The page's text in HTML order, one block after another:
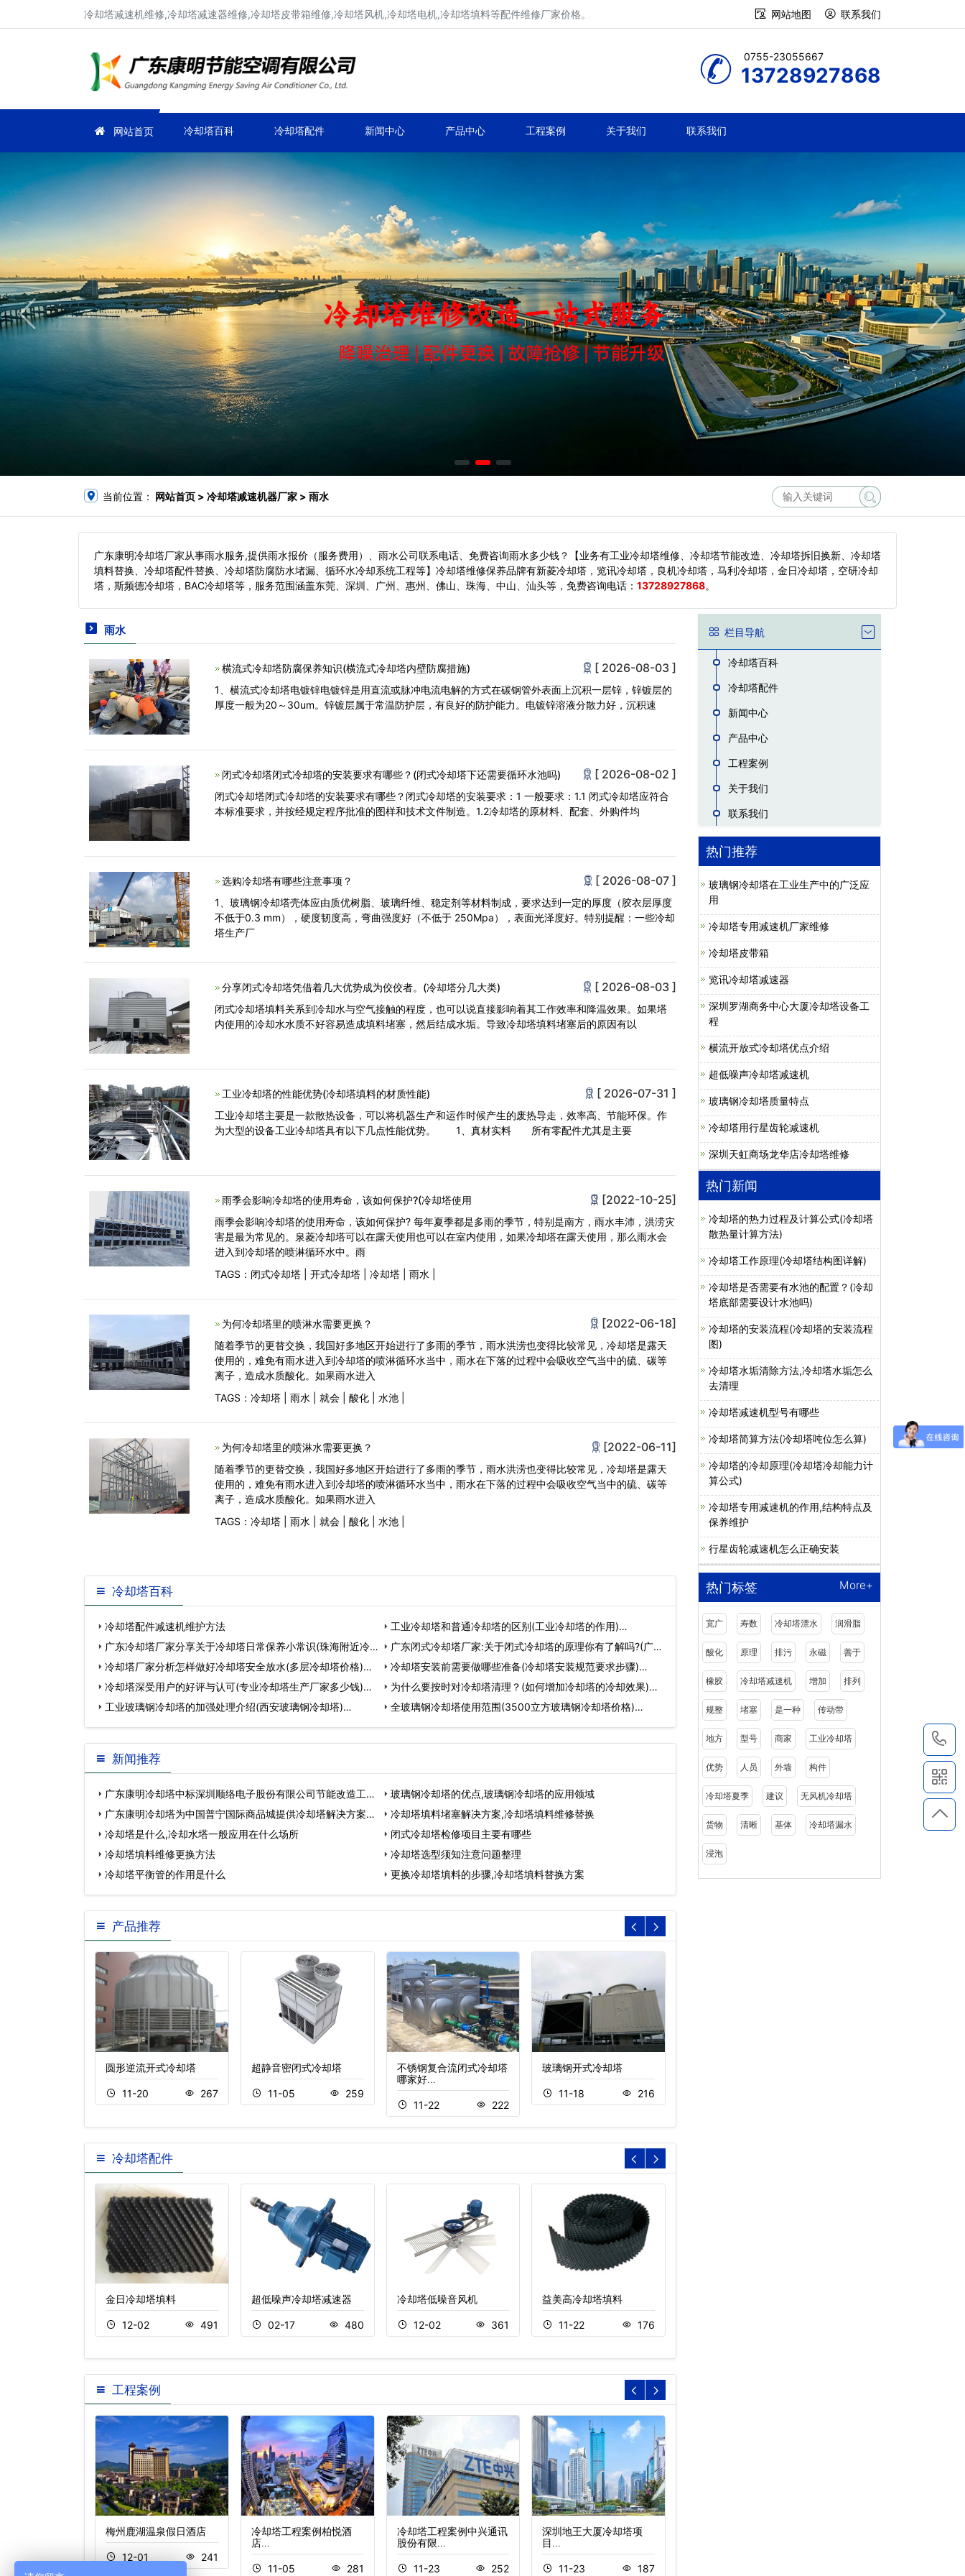
冷却塔减速机维修,冷却塔减速器维修,冷却塔皮带箱维修,冷却塔风机,冷却塔电机,冷却塔填料等配件维修厂家价格。 网站地图 联系我们
0755-23055667
13728927868
网站首页 冷却塔百科 冷却塔配件 新闻中心 产品中心 工程案例 关于我们 联系我们
当前位置： 网站首页 > 冷却塔减速机器厂家 > 雨水
广东康明冷却塔厂家从事雨水服务,提供雨水报价（服务费用）、雨水公司联系电话、免费咨询雨水多少钱？【业务有工业冷却塔维修、冷却塔节能改造、冷却塔拆旧换新、冷却塔
填料替换、冷却塔配件替换、冷却塔防腐防水堵漏、循环水冷却系统工程等】冷却塔维修保养品牌有新菱冷却塔，览讯冷却塔，良机冷却塔，马利冷却塔，金日冷却塔，空研冷却
塔，斯频德冷却塔，BAC冷却塔等，服务范围涵盖东莞、深圳、广州、惠州、佛山、珠海、中山、汕头等， 免费咨询电话： 13728927868。
雨水
横流式冷却塔防腐保养知识(横流式冷却塔内壁防腐措施) [ 2026-08-03 ]
1、横流式冷却塔电镀锌电镀锌是用直流或脉冲电流电解的方式在碳钢管外表面上沉积一层锌，锌镀层的
厚度一般为20～30um。锌镀层属于常温防护层，有良好的防护能力。电镀锌溶液分散力好，沉积速
闭式冷却塔闭式冷却塔的安装要求有哪些？(闭式冷却塔下还需要循环水池吗) [ 2026-08-02 ]
闭式冷却塔闭式冷却塔的安装要求有哪些？闭式冷却塔的安装要求：1 一般要求：1.1 闭式冷却塔应符合
本标准要求，并按经规定程序批准的图样和技术文件制造。1.2冷却塔的原材料、配套、外购件均
选购冷却塔有哪些注意事项？ [ 2026-08-07 ]
1、玻璃钢冷却塔壳体应由质优树脂、玻璃纤维、稳定剂等材料制成，要求达到一定的厚度（胶衣层厚度
不低于0.3 mm），硬度韧度高，弯曲强度好（不低于 250Mpa），表面光泽度好。特别提醒：一些冷却
塔生产厂
分享闭式冷却塔凭借着几大优势成为佼佼者。(冷却塔分几大类) [ 2026-08-03 ]
闭式冷却塔填料关系到冷却水与空气接触的程度，也可以说直接影响着其工作效率和降温效果。如果塔
内使用的冷却水水质不好容易造成填料堵塞，然后结成水垢。导致冷却塔填料堵塞后的原因有以
工业冷却塔的性能优势(冷却塔填料的材质性能) [ 2026-07-31 ]
工业冷却塔主要是一款散热设备，可以将机器生产和运作时候产生的废热导走，效率高、节能环保。作
为大型的设备工业冷却塔具有以下几点性能优势。 1、真材实料 所有零配件尤其是主要
雨季会影响冷却塔的使用寿命，该如何保护?(冷却塔使用 [2022-10-25]
雨季会影响冷却塔的使用寿命，该如何保护? 每年夏季都是多雨的季节，特别是南方，雨水丰沛，洪涝灾
害是最为常见的。泉菱冷却塔可以在露天使用也可以在室内使用，如果冷却塔在露天使用，那么雨水会
进入到冷却塔的喷淋循环水中。雨
TAGS： 闭式冷却塔| 开式冷却塔| 冷却塔| 雨水
为何冷却塔里的喷淋水需要更换？ [2022-06-18]
随着季节的更替交换，我国好多地区开始进行了多雨的季节，雨水洪涝也变得比较常见，冷却塔是露天
使用的，难免有雨水进入到冷却塔的喷淋循环水当中，雨水在下落的过程中会吸收空气当中的硫、碳等
离子，造成水质酸化。如果雨水进入
TAGS： 冷却塔| 雨水 就会| 酸化| 水池|
为何冷却塔里的喷淋水需要更换？ [2022-06-11]
随着季节的更替交换，我国好多地区开始进行了多雨的季节，雨水洪涝也变得比较常见，冷却塔是露天
使用的，难免有雨水进入到冷却塔的喷淋循环水当中，雨水在下落的过程中会吸收空气当中的硫、碳等
离子，造成水质酸化。如果雨水进入
TAGS： 冷却塔| 雨水 就会| 酸化| 水池|
冷却塔百科
冷却塔配件减速机维护方法
工业冷却塔和普通冷却塔的区别(工业冷却塔的作用)…
广东冷却塔厂家分享关于冷却塔日常保养小常识(珠海附近冷却
塔报价)…
广东闭式冷却塔厂家:关于闭式冷却塔的原理你有了解吗?(广东
闭式冷却塔…
冷却塔厂家分析怎样做好冷却塔安全放水(多层冷却塔价格)…
冷却塔安装前需要做哪些准备(冷却塔安装规范要求步骤)…
冷却塔深受用户的好评与认可(专业冷却塔生产厂家多少钱)…
为什么要按时对冷却塔清理？(如何增加冷却塔的冷却效果)…
工业玻璃钢冷却塔的加强处理介绍(西安玻璃钢冷却塔)…
全玻璃钢冷却塔使用范围(3500立方玻璃钢冷却塔价格)…
新闻推荐
广东康明冷却塔中标深圳顺络电子股份有限公司节能改造工
程…
玻璃钢冷却塔的优点,玻璃钢冷却塔的应用领域
广东康明冷却塔为中国普宁国际商品城提供冷却塔解决方案…
冷却塔填料堵塞解决方案,冷却塔填料维修替换
冷却塔是什么,冷却水塔一般应用在什么场所
闭式冷却塔检修项目主要有哪些
冷却塔填料维修更换方法
冷却塔选型须知注意问题整理
冷却塔平衡管的作用是什么
更换冷却塔填料的步骤,冷却塔填料替换方案
产品推荐
圆形逆流开式冷却塔
11-20 267
超静音密闭式冷却塔
11-05 259
不锈钢复合流闭式冷却塔
哪家好…
11-22 222
玻璃钢开式冷却塔
11-18 216
冷却塔配件
金日冷却塔填料
12-02 491
超低噪声冷却塔减速器
02-17 480
冷却塔低噪音风机
12-02 361
益美高冷却塔填料
11-22 176
工程案例
梅州鹿湖温泉假日酒店
12-01 241
冷却塔工程案例柏悦酒
店…
11-05 281
冷却塔工程案例中兴通讯
股份有限…
11-23 252
深圳地王大厦冷却塔项
目…
11-23 187
栏目导航
冷却塔百科
冷却塔配件
新闻中心
产品中心
工程案例
关于我们
联系我们
热门推荐
玻璃钢冷却塔在工业生产中的广泛应
用
冷却塔专用减速机厂家维修
冷却塔皮带箱
览讯冷却塔减速器
深圳罗湖商务中心大厦冷却塔设备工
程
横流开放式冷却塔优点介绍
超低噪声冷却塔减速机
玻璃钢冷却塔质量特点
冷却塔用行星齿轮减速机
深圳天虹商场龙华店冷却塔维修
热门新闻
冷却塔的热力过程及计算公式(冷却塔
散热量计算方法)
冷却塔工作原理(冷却塔结构图详解)
冷却塔是否需要有水池的配置？(冷却
塔底部需要设计水池吗)
冷却塔的安装流程(冷却塔的安装流程
图)
冷却塔水垢清除方法,冷却塔水垢怎么
去清理
冷却塔减速机型号有哪些
冷却塔简算方法(冷却塔吨位怎么算)
冷却塔的冷却原理(冷却塔冷却能力计
算公式)
冷却塔专用减速机的作用,结构特点及
保养维护
行星齿轮减速机怎么正确安装
热门标签 More+
宽广 寿数 冷却塔漂水 润滑脂
酸化 原理 排污 永磁 善于
橡胶 冷却塔减速机 增加 排列
规整 堵塞 是一种 传动带
地方 型号 商家 工业冷却塔
优势 人员 外墙 构件
冷却塔夏季 建议 无风机冷却塔
货物 清晰 基体 冷却塔漏水
浸泡